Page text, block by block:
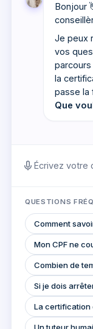
Bonjour
Je peux
vos
parcours
la
passe la
Que
QUESTIONS
Comment
Mon CPF ne
Combien de
Si je dois
La certification
Un tuteur